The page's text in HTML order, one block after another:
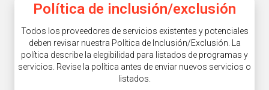
Política de inclusión/exclusión
Todos los proveedores de servicios existentes y potenciales
deben revisar nuestra Política de Inclusión/Exclusión. La
política describe la elegibilidad para listados de programas y
servicios. Revise la política antes de enviar nuevos servicios o
listados.